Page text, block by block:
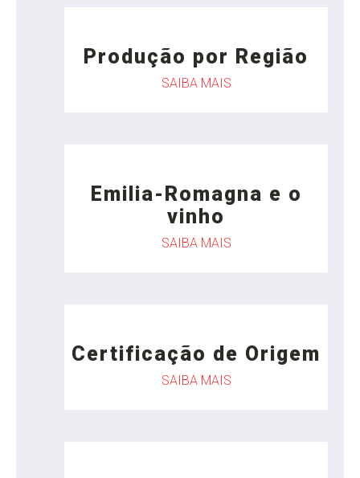
Produção por Região
SAIBA MAIS
Emilia-Romagna e o
vinho
SAIBA MAIS
Certificação de Origem
SAIBA MAIS